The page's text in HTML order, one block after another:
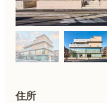
住所